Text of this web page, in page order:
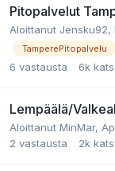
Pitopalvelut
Aloittanut Jensku92,
TamperePitopalvelu
6 vastausta 6k
Lempäälä/
Aloittanut MinMar,
2 vastausta 2k